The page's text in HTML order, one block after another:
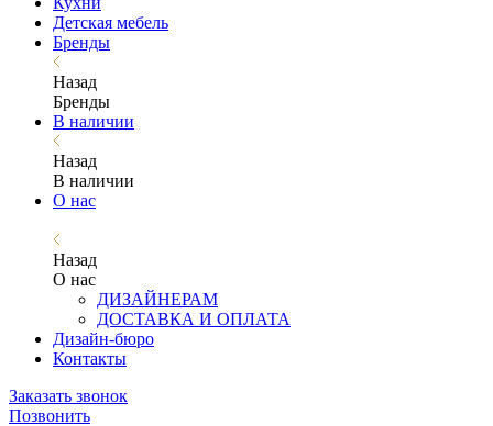
Детская мебель
Бренды
Назад
Бренды
В наличии
Назад
В наличии
О нас
Назад
О нас
ДИЗАЙНЕРАМ
ДОСТАВКА И ОПЛАТА
Дизайн-бюро
Контакты
Заказать звонок
Позвонить